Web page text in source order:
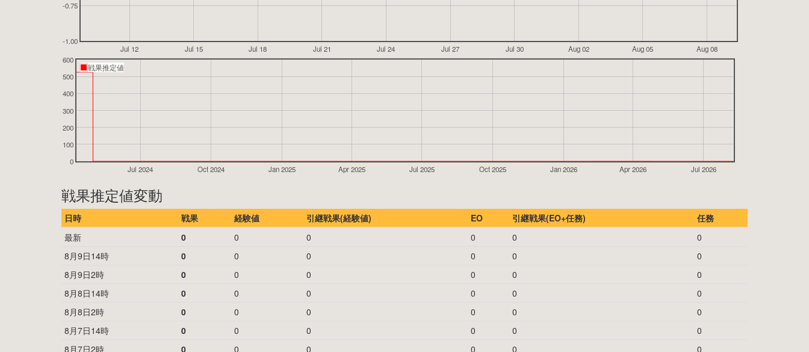
Jul 12 Jul 15 Jul 18 Jul 21 Jul 24 Jul 27 Jul 30 Aug 02 Aug 05 Aug 08
-1.00
-0.75
Jul 2024 Oct 2024 Jan 2025 Apr 2025 Jul 2025 Oct 2025 Jan 2026 Apr 2026 Jul 2026
0
100
200
300
400
500
600
戦果推定値
戦果推定値変動
日時 戦果 経験値 引継戦果(経験値) EO 引継戦果(EO+任務)
任務
最新
0 0 0 0 0
0
8月9日14時
0 0 0 0 0
0
8月9日2時
0 0 0 0 0
0
8月8日14時
0 0 0 0 0
0
8月8日2時
0 0 0 0 0
0
8月7日14時
0 0 0 0 0
0
8月7日2時
0 0 0 0 0 0